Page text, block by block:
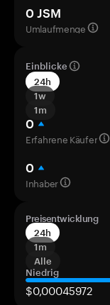
0 JSM
Umlaufmenge
Einblicke
24h
1w
1m
0
Erfahrene Käufer
0
Inhaber
Preisentwicklung
24h
1m
Alle
Niedrig
$0,00045972